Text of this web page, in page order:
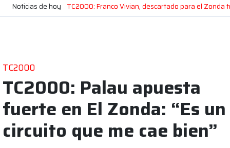
Noticias de hoy TC2000: Franco Vivian, descartado para el Zonda
TC2000
TC2000: Palau apuesta
fuerte en El Zonda: “Es un
circuito que me cae bien”